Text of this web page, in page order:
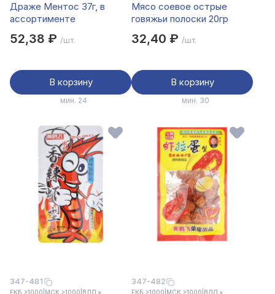
Драже Ментос 37г, в
ассортименте
52,38 ₽ /шт.
В корзину
мин. 24
Мясо соевое острые
говяжьи полоски 20гр
32,40 ₽ /шт.
В корзину
мин. 30
347-481
ЕКБ >1000 МСК >1000 ВЛД ×
347-482
ЕКБ >1000 МСК >1000 ВЛД ×